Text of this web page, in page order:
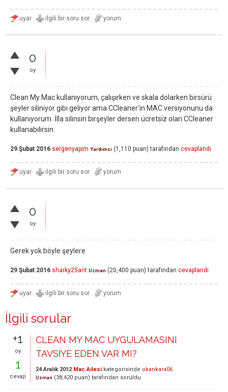
0
oy
Clean My Mac kullanıyorum, çalışırken ve skala dolarken birsürü
şeyler siliniyor gibi geliyor ama CCleaner'in MAC versiyonunu da
kullanıyorum. İlla silinsin birşeyler dersen ücretsiz olan CCleaner
kullanabilirsin.
29 Şubat 2016 sergenyapim Yardımcı (1,110 puan) tarafından cevaplandı
0
oy
Gerek yok böyle şeylere
29 Şubat 2016 sharky25ant Uzman (20,400 puan) tarafından cevaplandı
İlgili sorular
+1
oy
1
cevap
CLEAN MY MAC UYGULAMASINI
TAVSİYE EDEN VAR MI?
24 Aralık 2012 Mac Ailesi kategorisinde okankara06
Uzman (38,420 puan) tarafından soruldu